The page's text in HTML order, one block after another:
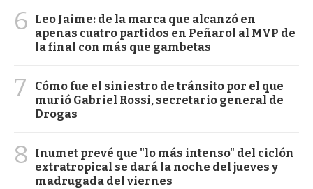
6
Leo Jaime: de la marca que alcanzó en
apenas cuatro partidos en Peñarol al MVP de
la final con más que gambetas
7
Cómo fue el siniestro de tránsito por el que
murió Gabriel Rossi, secretario general de
Drogas
8
Inumet prevé que "lo más intenso" del ciclón
extratropical se dará la noche del jueves y
madrugada del viernes